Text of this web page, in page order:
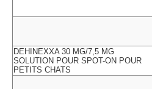
DEHINEXXA 30 MG/7,5 MG
SOLUTION POUR SPOT-ON POUR
PETITS CHATS